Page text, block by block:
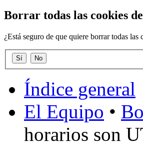
Borrar todas las cookies
¿Está seguro de que quiere borrar todas las
Índice general
El Equipo •
horarios son